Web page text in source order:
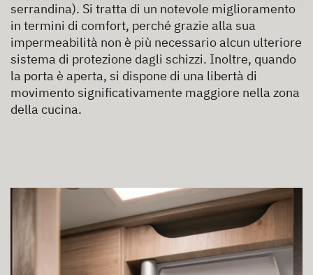
information in our Privacy Policy.
serrandina). Si tratta di un notevole miglioramento
in termini di comfort, perché grazie alla sua
impermeabilità non è più necessario alcun ulteriore
sistema di protezione dagli schizzi. Inoltre, quando
la porta è aperta, si dispone di una libertà di
movimento significativamente maggiore nella zona
della cucina.